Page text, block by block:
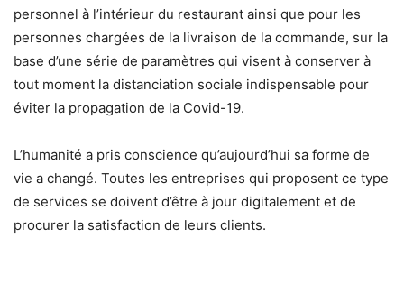
personnel à l’intérieur du restaurant ainsi que pour les
personnes chargées de la livraison de la commande, sur la
base d’une série de paramètres qui visent à conserver à
tout moment la distanciation sociale indispensable pour
éviter la propagation de la Covid-19.
L’humanité a pris conscience qu’aujourd’hui sa forme de
vie a changé. Toutes les entreprises qui proposent ce type
de services se doivent d’être à jour digitalement et de
procurer la satisfaction de leurs clients.